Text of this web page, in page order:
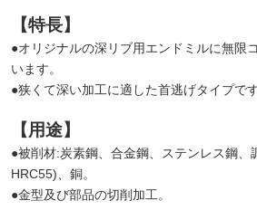
【特長】
●オリジナルの深リブ用エンドミルに無限
います。
●狭くて深い加工に適した首逃げタイプです
【用途】
●被削材:炭素鋼、合金鋼、ステンレス鋼、
HRC55)、銅。
●金型及び部品の切削加工。